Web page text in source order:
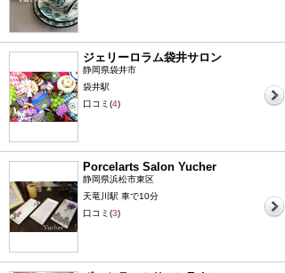
ジェリーロラム袋井サロン
静岡県袋井市
袋井駅
口コミ(4)
Porcelarts Salon Yucher
静岡県浜松市東区
天竜川駅 車で10分
口コミ(3)